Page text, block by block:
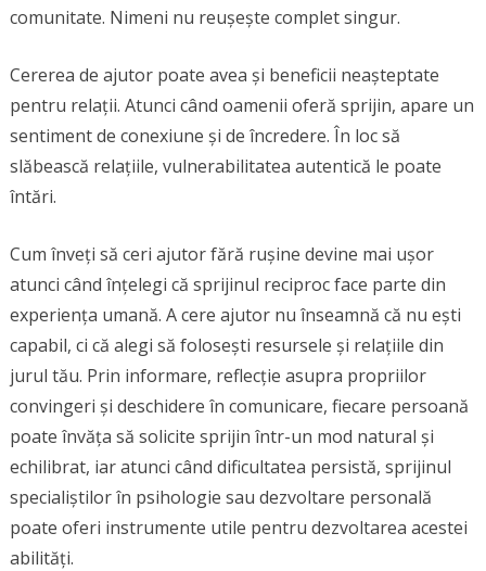
comunitate. Nimeni nu reușește complet singur.
Cererea de ajutor poate avea și beneficii neașteptate
pentru relații. Atunci când oamenii oferă sprijin, apare un
sentiment de conexiune și de încredere. În loc să
slăbească relațiile, vulnerabilitatea autentică le poate
întări.
Cum înveți să ceri ajutor fără rușine devine mai ușor
atunci când înțelegi că sprijinul reciproc face parte din
experiența umană. A cere ajutor nu înseamnă că nu ești
capabil, ci că alegi să folosești resursele și relațiile din
jurul tău. Prin informare, reflecție asupra propriilor
convingeri și deschidere în comunicare, fiecare persoană
poate învăța să solicite sprijin într-un mod natural și
echilibrat, iar atunci când dificultatea persistă, sprijinul
specialiștilor în psihologie sau dezvoltare personală
poate oferi instrumente utile pentru dezvoltarea acestei
abilități.